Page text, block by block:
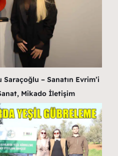
– Sanatın Evrim’i
Mikado İletişim